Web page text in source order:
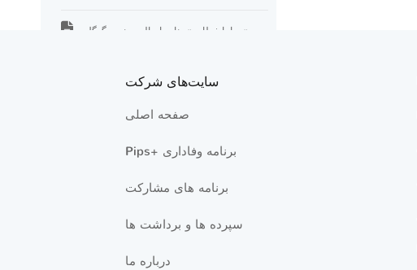
چرا با خطای «برنامه اصالت‌سنجی گوگل»
درصورت گم/فراموش کردن گذرواژه «کابین
شخصی» چگونه می‌توانم آن را بازیابی کنم؟
چگونه می‌توانم گذرواژه «کابین شخصی» را
6 Articles
سایت‌های شرکت
صفحه اصلی
Pips+ برنامه وفاداری
برنامه های مشارکت
سپرده ها و برداشت ها
درباره ما